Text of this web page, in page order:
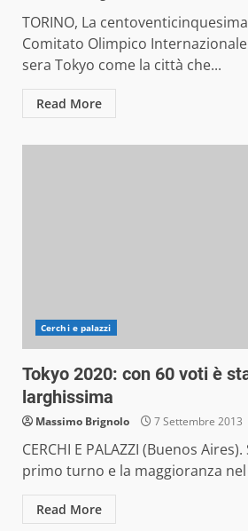
TORINO, La
Comitato Olimpico
sera Tokyo come la città che...
Read More
Cerchi e palazzi
Tokyo 2020: con 60 voti è
larghissima
Massimo Brignolo 7 Settembre 2013
CERCHI E PALAZZI (Buenos
primo turno e la maggioranza
Read More